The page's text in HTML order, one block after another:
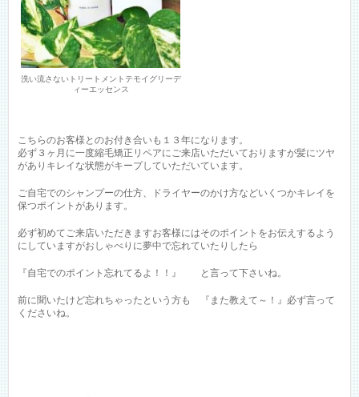
洗い流さないトリートメントテモイグリーデ
ィーエッセンス
こちらのお客様とのお付き合いも１３年になります。
必ず３ヶ月に一度縮毛矯正リペアにご来店いただいておりますが髪にツヤ
がありキレイな状態がキープしていただいています。
ご自宅でのシャンプーの仕方、ドライヤーのかけ方などいくつかキレイを
保つポイントがあります。
必ず初めてご来店いただきますお客様にはそのポイントをお伝えするよう
にしていますがおしゃべりに夢中で忘れていたりしたら
『自宅でのポイント忘れてるよ！！』 と言って下さいね。
前に聞いたけど忘れちゃったという方も 『また教えて～！』必ず言って
くださいね。